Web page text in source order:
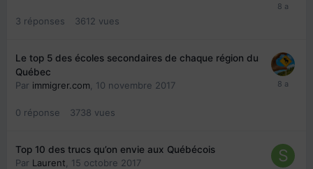
3 réponses 3612 vues
Le top 5 des écoles secondaires de chaque région du
Québec
Par immigrer.com 10 novembre 2017
0 réponse 3738 vues
Top 10 des trucs qu’on envie aux Québécois
Par Laurent 15 octobre 2017